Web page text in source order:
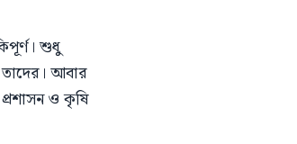
শুধু
আবার
ও কৃষি